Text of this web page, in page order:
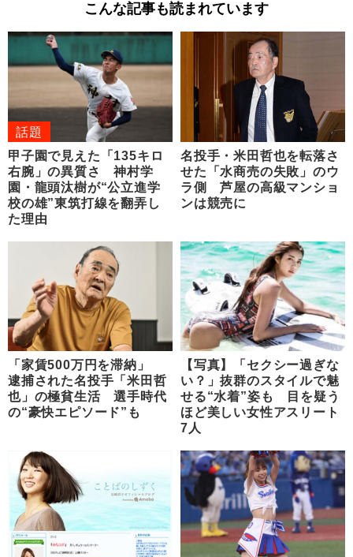
こんな記事も読まれています
話題
甲子園で見えた「135キロ
右腕」の異質さ 神村学
園・龍頭汰樹が“公立進学
校の雄”東筑打線を翻弄し
た理由
名投手・米田哲也を転落さ
せた「水商売の失敗」のウ
ラ側 芦屋の高級マンショ
ンは競売に
「家賃500万円を滞納」
逮捕された名投手「米田哲
也」の極貧生活 選手時代
の“豪快エピソード”も
【写真】「セクシー過ぎな
い？」抜群のスタイルで魅
せる“水着”姿も 目を疑う
ほど美しい女性アスリート
7人